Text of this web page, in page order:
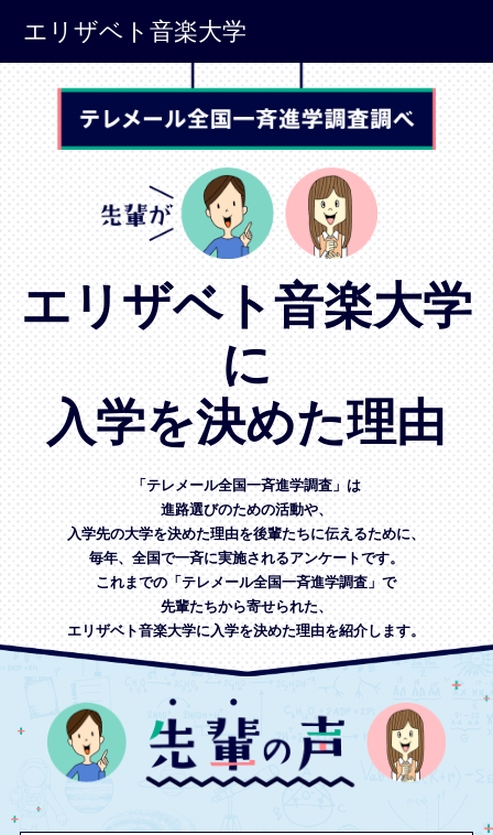
エリザベト音楽大学
エリザベト音楽大学
に
入学を決めた理由
「テレメール全国一斉進学調査」は
進路選びのための活動や、
入学先の大学を決めた理由を後輩たちに伝えるために、
毎年、全国で一斉に実施されるアンケートです。
これまでの「テレメール全国一斉進学調査」で
先輩たちから寄せられた、
エリザベト音楽大学に入学を決めた理由を紹介します。